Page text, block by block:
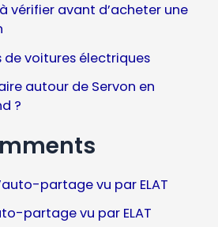
vérifier avant d’acheter une
de voitures électriques
autour de Servon en
?
partage vu par ELAT
partage vu par ELAT